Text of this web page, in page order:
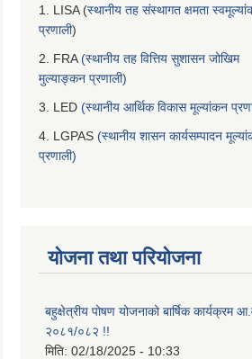
1. LISA (स्थानीय तह संस्थागत क्षमता
प्रणाली)
2. FRA (स्थानीय तह वित्तिय सुशासन जोखिम
मुल्याङ्कन प्रणाली)
3. LED (स्थानीय आर्थिक विकास मूल्यांकन
4. LGPAS (स्थानीय शासन कार्यसम्पादन
प्रणाली)
योजना तथा परियोजना
बहुक्षेत्रीय पोषण योजनाको बार्षिक कार्यक्रम
२०८१/०८२ !!
मिति: 02/18/2025 - 10:33